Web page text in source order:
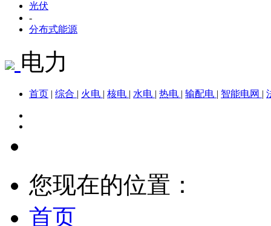
光伏
-
分布式能源
电力
首页 | 综合 | 火电 | 核电 | 水电 | 热电 | 输配电 | 智能电网 |
您现在的位置：
首页